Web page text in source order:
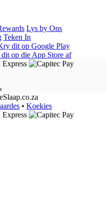
Lys by Ons
Teken In
• Koekies